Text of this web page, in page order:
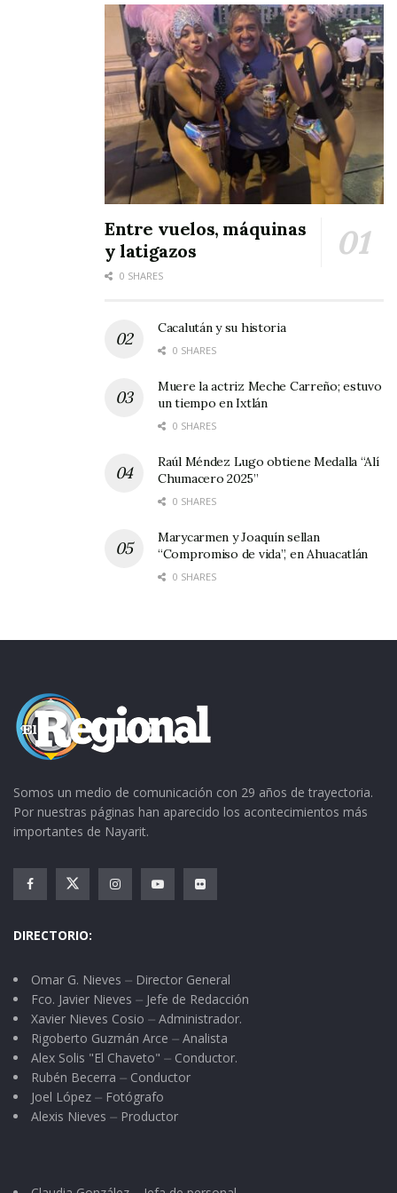
peregrinos Talpa de Allende
Entre vuelos, máquinas
y latigazos
0 SHARES
Cacalután y su historia
0 SHARES
Muere la actriz Meche Carreño; estuvo
un tiempo en Ixtlán
0 SHARES
Raúl Méndez Lugo obtiene Medalla “Alí
Chumacero 2025”
0 SHARES
Marycarmen y Joaquín sellan
“Compromiso de vida”, en Ahuacatlán
0 SHARES
Somos un medio de comunicación con 29 años de trayectoria.
Por nuestras páginas han aparecido los acontecimientos más
importantes de Nayarit.
DIRECTORIO:
Omar G. Nieves ⏤ Director General
Fco. Javier Nieves ⏤ Jefe de Redacción
Xavier Nieves Cosio ⏤ Administrador.
Rigoberto Guzmán Arce ⏤ Analista
Alex Solis "El Chaveto" ⏤ Conductor.
Rubén Becerra ⏤ Conductor
Joel López ⏤ Fotógrafo
Alexis Nieves ⏤ Productor